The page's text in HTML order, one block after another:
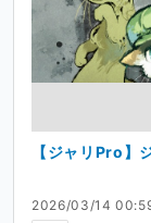
2026/03/14
【ジャリPro